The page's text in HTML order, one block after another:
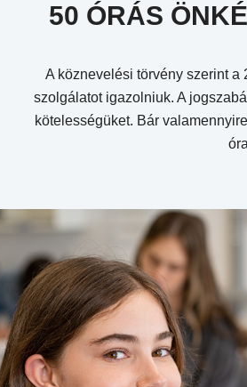
50 ÓRÁS
A köznevelési törvény szerint
szolgálatot igazolniuk. A
kötelességüket. Bár